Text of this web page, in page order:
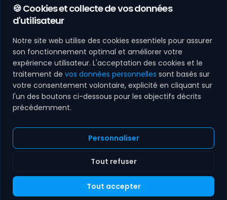
Contact
Parrainage
Carrières
Demander un devis
22 juil. 2026
% l'IA des mairies,
Acronet a ...
6 févr. 2026
Étude de cas :
Comment
transformer sa
visibilité digitale ?
Agence web MulhouseHaut-Rhin (68)
Altkirch & SundgauGuebwillerSaint-Louis
© 2026 Acronet.fr · Tous droits réservés. Agence Web à
Mentions légales CGV
🍪 Cookies et collecte de vos données
d'utilisateur
Notre site web utilise des cookies essentiels pour assurer
son fonctionnement optimal et améliorer votre
expérience utilisateur. L'acceptation des cookies et le
traitement de vos données personnelles sont basés sur
votre consentement volontaire, explicité en cliquant sur
l'un des boutons ci-dessous pour les objectifs décrits
précédemment.
Tout accepter
Tout refuser
Personnaliser